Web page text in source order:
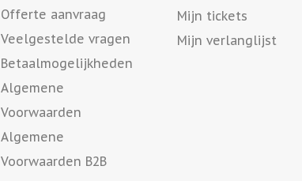
Offerte aanvraag
Veelgestelde vragen
Betaalmogelijkheden
Algemene
Voorwaarden
Algemene
Voorwaarden B2B
Mijn tickets
Mijn verlanglijst